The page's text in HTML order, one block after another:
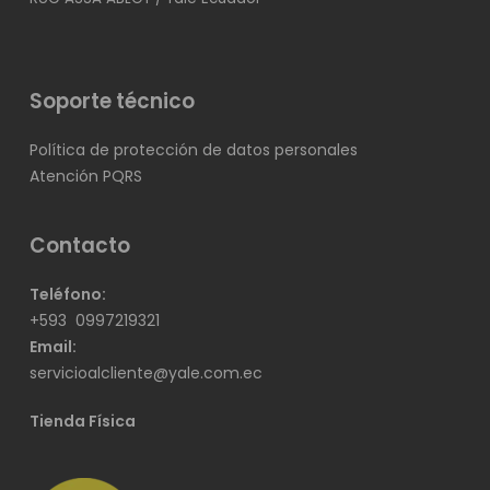
Soporte técnico
Política de protección de datos personales
Atención PQRS
Contacto
Teléfono:
+593 0997219321
Email:
servicioalcliente@yale.com.ec
Tienda Física